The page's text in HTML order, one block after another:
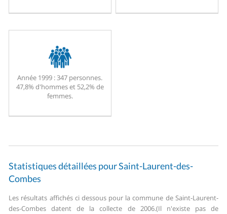
Année 1999 :347 personnes.
47,8% d'hommes et 52,2% de
femmes.
Statistiques détaillées pour Saint-Laurent-des-
Combes
Les résultats affichés ci dessous pour la commune de Saint-Laurent-
des-Combes datent de la collecte de 2006.(Il n'existe pas de